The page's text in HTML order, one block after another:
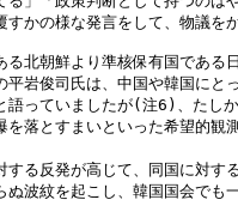
すかの様な発言をして、物議
北朝鮮より準核保有国である
平岩俊司氏は、中国や韓国にと
語っていましたが(注6)、たし
落とすまいといった希望的観
る反発が高じて、同国に対す
ぬ波紋を起こし、韓国国会でも